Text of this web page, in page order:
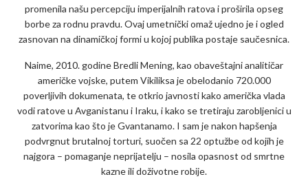
promenila našu percepciju imperijalnih ratova i proširila opseg
borbe za rodnu pravdu. Ovaj umetnički omaž ujedno je i ogled
zasnovan na dinamičkoj formi u kojoj publika postaje saučesnica.
Naime, 2010. godine Bredli Mening, kao obaveštajni analitičar
američke vojske, putem Vikiliksa je obelodanio 720.000
poverljivih dokumenata, te otkrio javnosti kako američka vlada
vodi ratove u Avganistanu i Iraku, i kako se tretiraju zarobljenici u
zatvorima kao što je Gvantanamo. I sam je nakon hapšenja
podvrgnut brutalnoj torturi, suočen sa 22 optužbe od kojih je
najgora – pomaganje neprijatelju – nosila opasnost od smrtne
kazne ili doživotne robije.